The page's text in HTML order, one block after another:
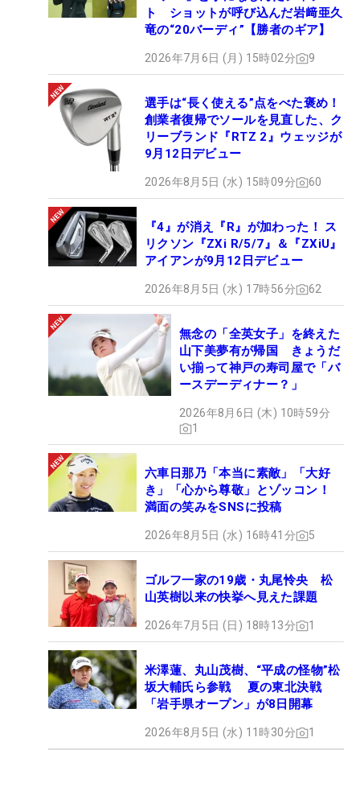
う宮里の思いは、確かに成田へ届いた。（文・下村
ト ショットが呼び込んだ岩﨑亜久
竜の“20バーディ”【勝者のギア】
2026年7月6日 (月) 15時02分 9
選手は“長く使える”点をべた褒め！
創業者復帰でソールを見直した、ク
リーブランド『RTZ 2』ウェッジが
9月12日デビュー
2026年8月5日 (水) 15時09分 60
『4』が消え『R』が加わった！ ス
リクソン『ZXi R/5/7』＆『ZXiU』
アイアンが9月12日デビュー
2026年8月5日 (水) 17時56分 62
無念の「全英女子」を終えた
山下美夢有が帰国 きょうだ
い揃って神戸の寿司屋で「バ
ースデーディナー？」
2026年8月6日 (木) 10時59分
1
六車日那乃「本当に素敵」「大好
き」「心から尊敬」とゾッコン！
満面の笑みをSNSに投稿
2026年8月5日 (水) 16時41分 5
ゴルフ一家の19歳・丸尾怜央 松
山英樹以来の快挙へ見えた課題
2026年7月5日 (日) 18時13分 1
米澤蓮、丸山茂樹、“平成の怪物”松
坂大輔氏ら参戦 夏の東北決戦
「岩手県オープン」が8日開幕
2026年8月5日 (水) 11時30分 1